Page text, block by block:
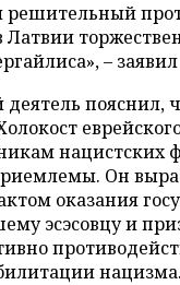
–
пояснил,
нацистских
Он
оказания
эсэсовцу и
нацизма.